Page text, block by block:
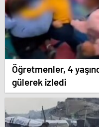
Öğretmenler, 4
gülerek izledi